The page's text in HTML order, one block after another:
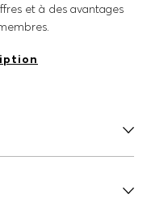
et à des avantages